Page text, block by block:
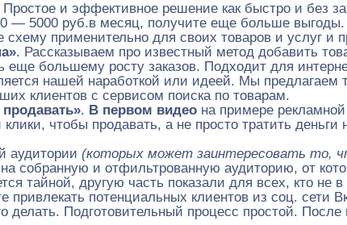
Простое и эффективное решение как быстро и без
— 5000 руб.в месяц, получите еще больше
схему применительно для своих товаров и услуг и
. Рассказываем про известный метод добавить
еще большему росту заказов. Подходит для
нашей наработкой или идеей. Мы предлагаем
клиентов с сервисом поиска по товарам.
. В первом видео на примере
чтобы продавать, а не просто тратить
аудитории (которых может заинтересовать то,
на собранную и отфильтрованную аудиторию, от
тайной, другую часть показали для всех, кто не в
привлекать потенциальных клиентов из соц. сети
делать. Подготовительный процесс простой.